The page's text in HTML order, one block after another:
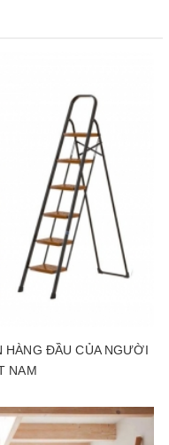
HÀNG ĐẦU CỦA NGƯỜI
NAM